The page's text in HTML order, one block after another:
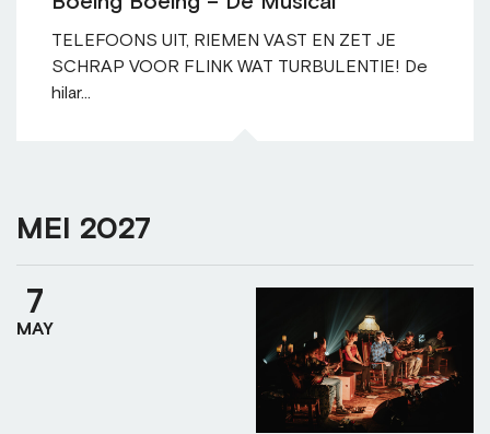
TELEFOONS UIT, RIEMEN VAST EN ZET JE
SCHRAP VOOR FLINK WAT TURBULENTIE! De
hilar...
MEI 2027
7
MAY